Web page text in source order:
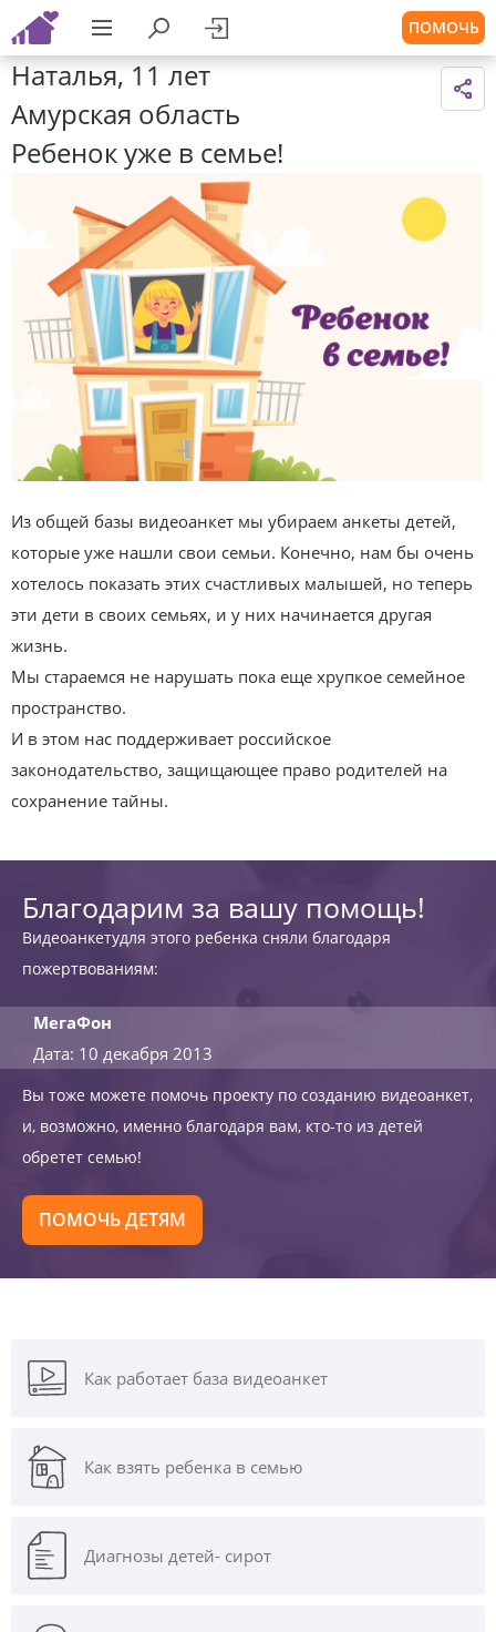
ПОМОЧЬ
Наталья, 11 лет
Амурская область
Ребенок уже в семье!
Из общей базы видеоанкет мы убираем анкеты детей,
которые уже нашли свои семьи. Конечно, нам бы очень
хотелось показать этих счастливых малышей, но теперь
эти дети в своих семьях, и у них начинается другая
жизнь.
Мы стараемся не нарушать пока еще хрупкое семейное
пространство.
И в этом нас поддерживает российское
законодательство, защищающее право родителей на
сохранение тайны.
Благодарим за вашу помощь!
Видеоанкетудля этого ребенка сняли благодаря
пожертвованиям:
МегаФон
Дата: 10 декабря 2013
Вы тоже можете помочь проекту по созданию видеоанкет,
и, возможно, именно благодаря вам, кто-то из детей
обретет семью!
ПОМОЧЬ ДЕТЯМ
Как работает база видеоанкет
Как взять ребенка в семью
Диагнозы детей- сирот